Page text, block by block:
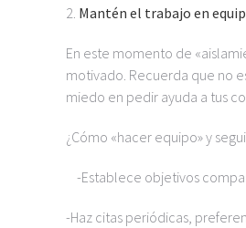
2. Mantén el trabajo en
En este momento de
motivado. Recuerda que no
miedo en pedir ayuda a tus
¿Cómo «hacer equipo» y
-Establece objetivos
-Haz citas periódicas,